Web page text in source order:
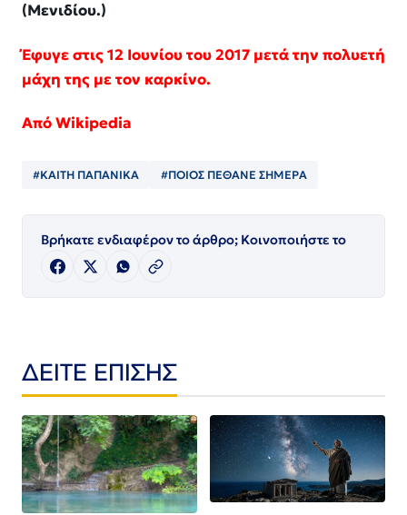
(Μενιδίου.)
Έφυγε στις 12 Ιουνίου του 2017 μετά την πολυετή
μάχη της με τον καρκίνο.
Από Wikipedia
#ΚΑΙΤΗ ΠΑΠΑΝΙΚΑ #ΠΟΙΟΣ ΠΈΘΑΝΕ ΣΗΜΕΡΑ
Βρήκατε ενδιαφέρον το άρθρο; Κοινοποιήστε το
ΔΕΙΤΕ ΕΠΙΣΗΣ